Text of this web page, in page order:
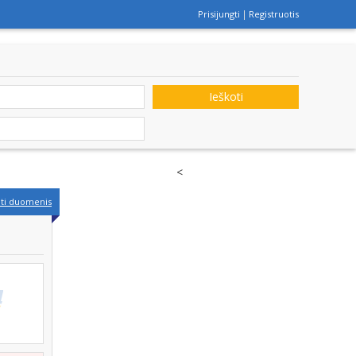
Prisijungti Registruotis
Ieškoti
duomenis
<